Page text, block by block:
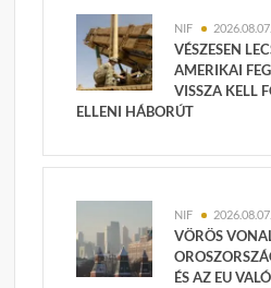
NIF 2026.08.07.
VÉSZESEN
AMERIKAI
VISSZA KELL
ELLENI HÁBORÚT
NIF 2026.08.07.
VÖRÖS
ÉS AZ EU